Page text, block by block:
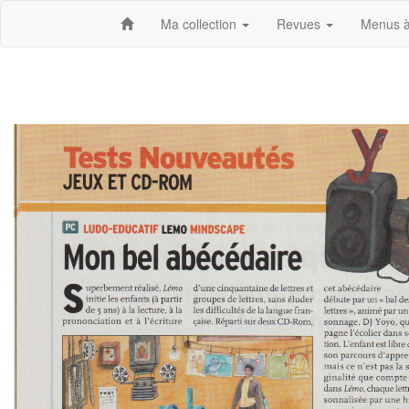
Ma collection Revues Menus